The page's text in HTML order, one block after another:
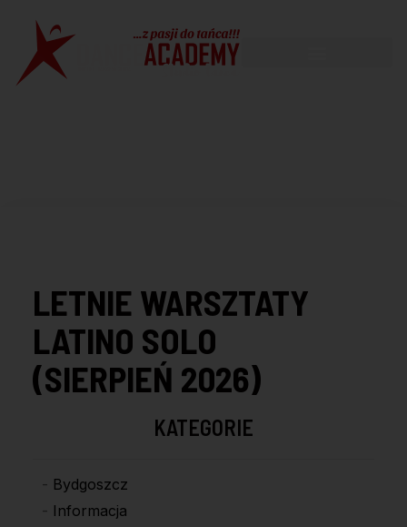
LETNIE WARSZTATY
LATINO SOLO
(SIERPIEŃ 2026)
KATEGORIE
Bydgoszcz
Informacja